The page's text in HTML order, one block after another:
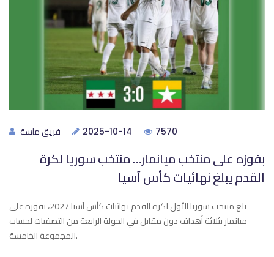
فريق ماسة 2025-10-14 7570
بفوزه على منتخب ميانمار… منتخب سوريا لكرة
القدم يبلغ نهائيات كأس آسيا
بلغ منتخب سوريا الأول لكرة القدم نهائيات كأس آسيا 2027، بفوزه على
ميانمار بثلاثة أهداف دون مقابل في الجولة الرابعة من التصفيات لحساب
المجموعة الخامسة.